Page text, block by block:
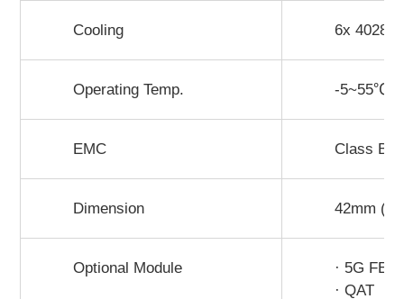
Cooling 6x 4028
Operating Temp. -5~55℃
EMC Class B
Dimension 42mm
Optional Module
· 5G FEC
· QAT